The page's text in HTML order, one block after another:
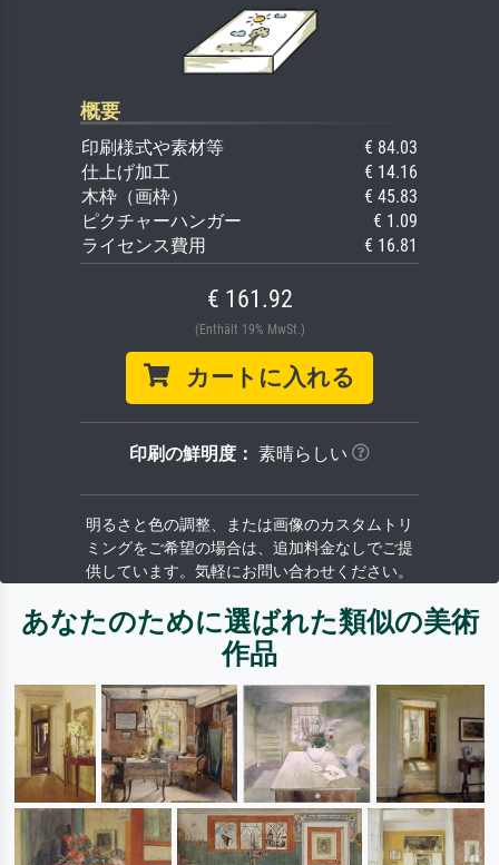
概要
印刷様式や素材等
€ 84.03
仕上げ加工
€ 14.16
木枠（画枠）
€ 45.83
ピクチャーハンガー
€ 1.09
ライセンス費用
€ 16.81
€ 161.92
(Enthält 19% MwSt.)
カートに入れる
印刷の鮮明度： 素晴らしい
明るさと色の調整、または画像のカスタムトリ
ミングをご希望の場合は、追加料金なしでご提
供しています。気軽にお問い合わせください。
あなたのために選ばれた類似の美術
作品